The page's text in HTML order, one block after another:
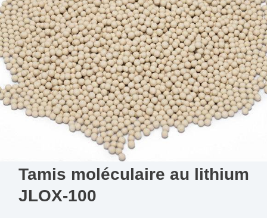
Tamis moléculaire au lithium
JLOX-100